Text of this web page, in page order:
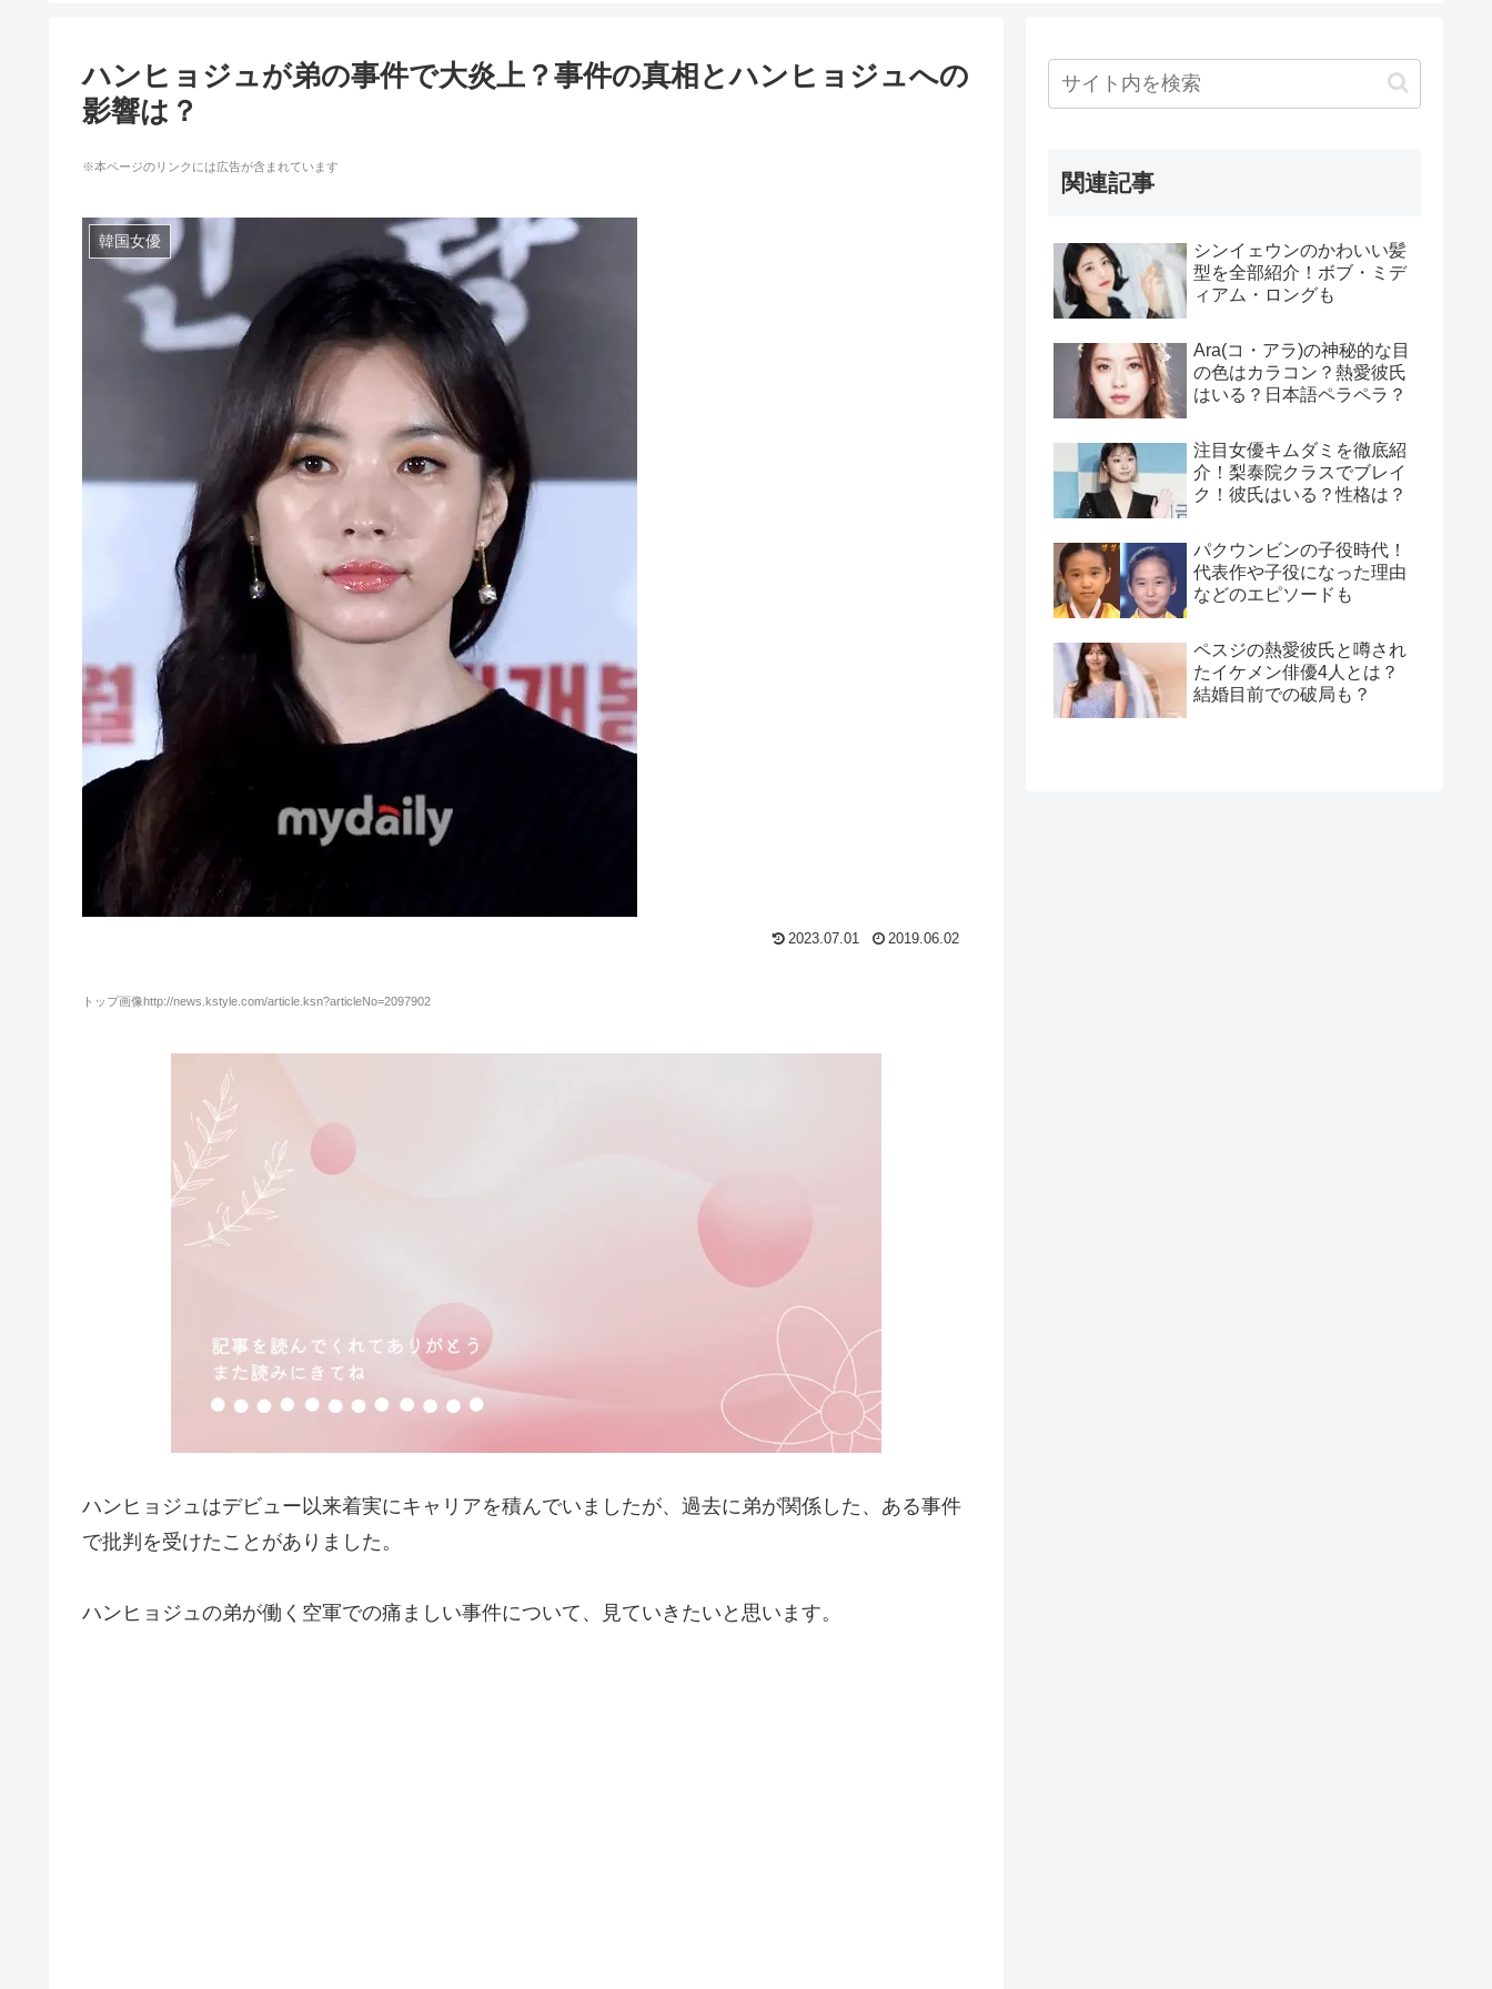
ハンヒョジュが弟の事件で大炎上？事件の真相とハンヒョジュへの
影響は？
※本ページのリンクには広告が含まれています
韓国女優
2023.07.01 2019.06.02
トップ画像http://news.kstyle.com/article.ksn?articleNo=2097902
ハンヒョジュはデビュー以来着実にキャリアを積んでいましたが、過去に弟が関係した、ある事件
で批判を受けたことがありました。
ハンヒョジュの弟が働く空軍での痛ましい事件について、見ていきたいと思います。
関連記事
シンイェウンのかわいい髪
型を全部紹介！ボブ・ミデ
ィアム・ロングも
Ara(コ・アラ)の神秘的な目
の色はカラコン？熱愛彼氏
はいる？日本語ペラペラ？
注目女優キムダミを徹底紹
介！梨泰院クラスでブレイ
ク！彼氏はいる？性格は？
パクウンビンの子役時代！
代表作や子役になった理由
などのエピソードも
ペスジの熱愛彼氏と噂され
たイケメン俳優4人とは？
結婚目前での破局も？